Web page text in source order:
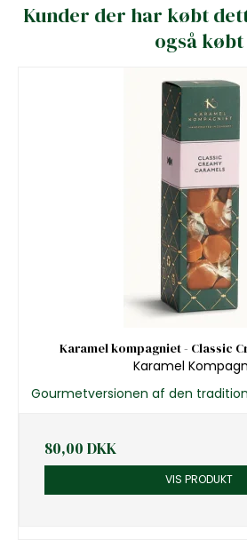
Kunder der har købt
også købt
Karamel kompagniet - Classic
Karamel
Gourmetversionen af den
80,00 DKK
VIS PRODUKT